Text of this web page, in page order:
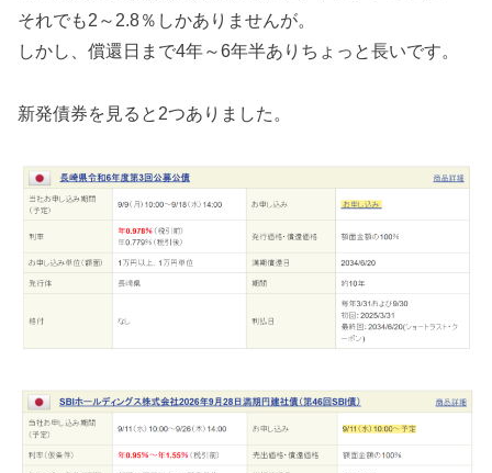
それでも2～2.8％しかありませんが。
しかし、償還日まで4年～6年半ありちょっと長いです。
新発債券を見ると2つありました。